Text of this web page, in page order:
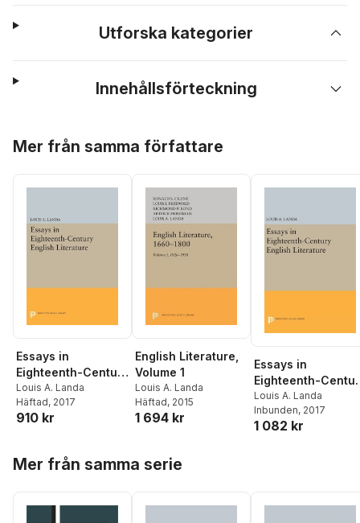
Utforska kategorier
Innehållsförteckning
Mer från samma författare
Essays in
Eighteenth-Century
English Literature
Louis A. Landa
Häftad, 2017
910 kr
English Literature,
Volume 1
Louis A. Landa
Häftad, 2015
1 694 kr
Essays in
Eighteenth-
English Literature
Louis A. Landa
Inbunden, 2017
1 082 kr
Mer från samma serie